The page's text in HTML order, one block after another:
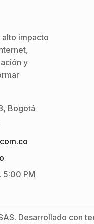
alto impacto
y
Bogotá
5:00 PM
Desarrollado con